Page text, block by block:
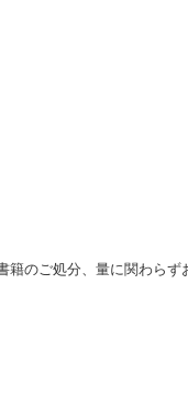
のご処分、量に関わらず